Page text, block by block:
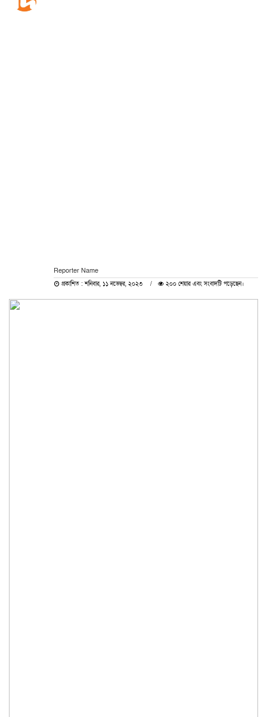
Reporter Name
প্রকাশিত : শনিবার, ১১ নভেম্বর, ২০২৩ ২০০ শেয়ার এবং সংবাদটি পড়েছেন।